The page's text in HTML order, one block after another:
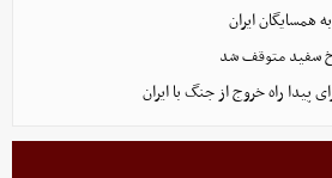
همسایگان ایران
سفید متوقف شد
راه خروج از جنگ با ایران